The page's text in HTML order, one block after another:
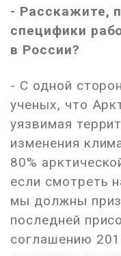
- Расскажите,
специфики
в России?
- С одной
ученых, что
уязвимая
изменения
80%
если смотреть
мы должны
последней
соглашению